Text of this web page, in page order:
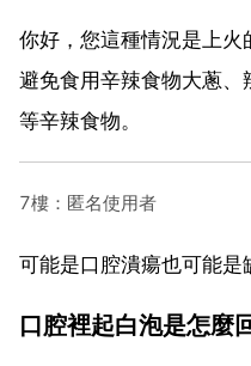
你好，您這種情況是上
避免食用辛辣食物大蔥、
等辛辣食物。
7樓：匿名使用者
可能是口腔潰瘍也可能是
口腔裡起白泡是怎麼